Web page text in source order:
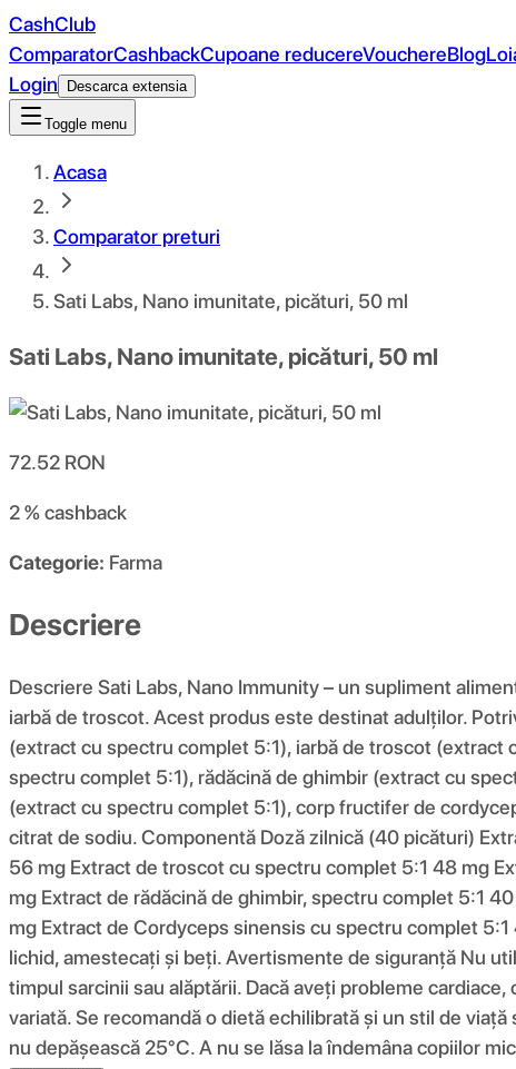
CashClub
ComparatorCashbackCupoane reducereVouchereBlog
Login
Descarca extensia
Toggle menu
Acasa
Comparator preturi
Sati Labs, Nano imunitate, picături, 50 ml
Sati Labs, Nano imunitate, picături, 50 ml
72.52 RON
2 %cashback
Categorie: Farma
Descriere
Descriere Sati Labs, Nano Immunity – un supliment
iarbă de troscot. Acest produs este destinat adulților.
(extract cu spectru complet 5:1), iarbă de troscot
spectru complet 5:1), rădăcină de ghimbir (extract cu
(extract cu spectru complet 5:1), corp fructifer de
citrat de sodiu. Componentă Doză zilnică (40 picături)
56 mg Extract de troscot cu spectru complet 5:1 48 mg
mg Extract de rădăcină de ghimbir, spectru complet 5:1
mg Extract de Cordyceps sinensis cu spectru complet
lichid, amestecați și beți. Avertismente de siguranță Nu
timpul sarcinii sau alăptării. Dacă aveți probleme
variată. Se recomandă o dietă echilibrată și un stil de
nu depășească 25°C. A nu se lăsa la îndemâna copiilor